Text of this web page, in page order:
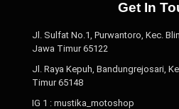
Get In
Jl. Sulfat No.1, Purwantoro, Kec.
Jawa Timur 65122
Jl. Raya Kepuh, Bandungrejosari,
Timur 65148
IG 1 : mustika_motoshop